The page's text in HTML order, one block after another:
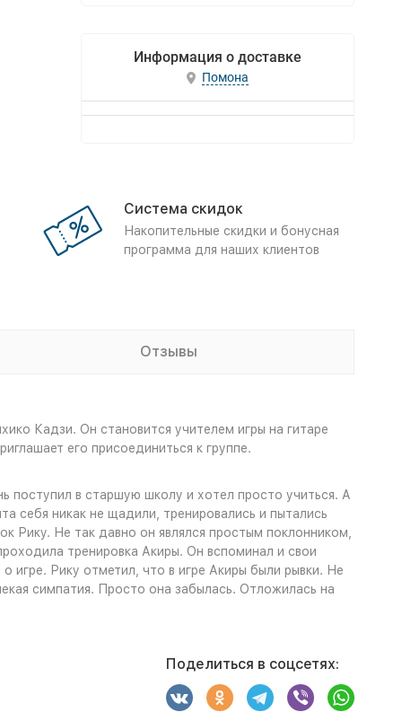
Информация о доставке
Помона
Система скидок
Накопительные скидки и бонусная
программа для наших клиентов
Отзывы
Кадзи. Он становится учителем игры на гитаре
его присоединиться к группе.
в старшую школу и хотел просто учиться. А
себя никак не щадили, тренировались и пытались
Рику. Не так давно он являлся простым поклонником,
тренировка Акиры. Он вспоминал и свои
игре. Рику отметил, что в игре Акиры были рывки. Не
симпатия. Просто она забылась. Отложилась на
Поделиться в соцсетях: